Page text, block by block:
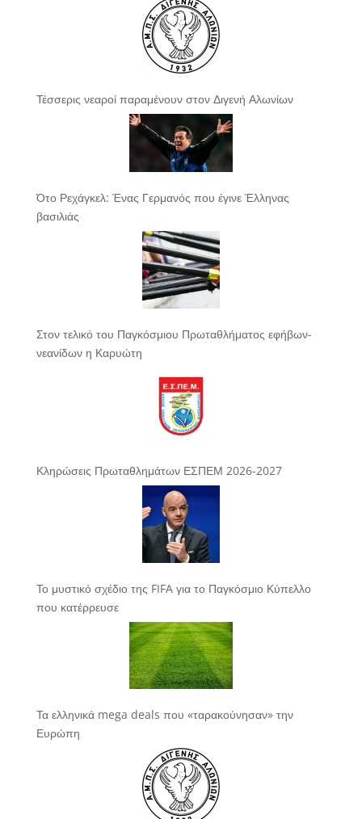
Τέσσερις νεαροί παραμένουν στον Διγενή Αλωνίων
Ότο Ρεχάγκελ: Ένας Γερμανός που έγινε Έλληνας
βασιλιάς
Στον τελικό του Παγκόσμιου Πρωταθλήματος εφήβων-
νεανίδων η Καρυώτη
Κληρώσεις Πρωταθλημάτων ΕΣΠΕΜ 2026-2027
Το μυστικό σχέδιο της FIFA για το Παγκόσμιο Κύπελλο
που κατέρρευσε
Τα ελληνικά mega deals που «ταρακούνησαν» την
Ευρώπη